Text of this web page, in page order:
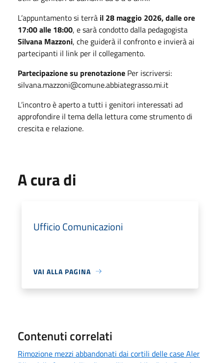
L’appuntamento si terrà il 28 maggio 2026, dalle ore
17:00 alle 18:00, e sarà condotto dalla pedagogista
Silvana Mazzoni, che guiderà il confronto e invierà ai
partecipanti il link per il collegamento.
Partecipazione su prenotazione Per iscriversi:
silvana.mazzoni@comune.abbiategrasso.mi.it
L’incontro è aperto a tutti i genitori interessati ad
approfondire il tema della lettura come strumento di
crescita e relazione.
A cura di
Ufficio Comunicazioni
VAI ALLA PAGINA
Contenuti correlati
Rimozione mezzi abbandonati dai cortili delle case Aler